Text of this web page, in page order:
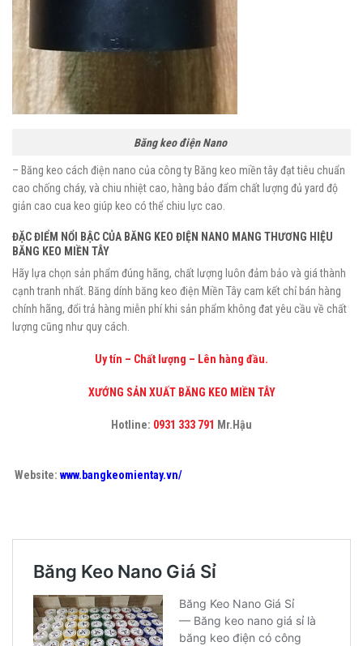
Băng keo điện Nano
– Băng keo cách điện nano của công ty Băng keo miền tây đạt tiêu chuẩn
cao chống cháy, và chiu nhiệt cao, hàng bảo đẩm chất lượng đủ yard độ
giản cao cua keo giúp keo có thể chiu lực cao.
ĐẶC ĐIỂM NỔI BẬC CỦA BĂNG KEO ĐIỆN NANO MANG THƯƠNG HIỆU
BĂNG KEO MIỀN TÂY
Hãy lựa chọn sản phẩm đúng hãng, chất lượng luôn đảm bảo và giá thành
cạnh tranh nhất. Băng dính băng keo điện Miền Tây cam kết chỉ bán hàng
chính hãng, đổi trả hàng miễn phí khi sản phẩm không đat yêu cầu về chất
lượng cũng như quy cách.
Uy tín – Chất lượng – Lên hàng đầu.
XƯỚNG SẢN XUẤT BĂNG KEO MIỀN TÂY
Hotline: 0931 333 791 Mr.Hậu
Website: www.bangkeomientay.vn/